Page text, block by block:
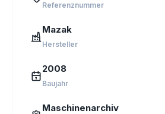
Referenznummer
Mazak
Hersteller
2008
Baujahr
Maschinenarchiv